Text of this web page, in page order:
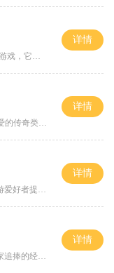
《45woool传世20》是一款全新的网络游戏，它以 fantasy 为背景，为玩家提供了一个奇幻世界的探索和冒险体验。本游戏采用了独特的游戏玩法，给玩家带来了全新的游戏体验。在这个游戏
详情
《传世sf12woool》是一款备受玩家喜爱的传奇类游戏。作为一款经典游戏改编的私服版本，该游戏保留了传奇的核心玩法，同时也加入了自己的创新元素，为玩家带来一场畅快的游戏体验
详情
手游SF平台发布网站是一个专门为手游爱好者提供最新游戏资讯和游戏资源下载的平台。在这个网站上，你可以找到各种类型的手游，无论是角色扮演游戏、策略类游戏还是射击游戏，都
详情
传世手游SF发布网新服是一款备受玩家追捧的经典回合制手游。该游戏以传世手游为原型改编，恢复了当年经典版本的游戏内容和玩法，给玩家带来了身临其境的游戏体验。现在，新服推
详情